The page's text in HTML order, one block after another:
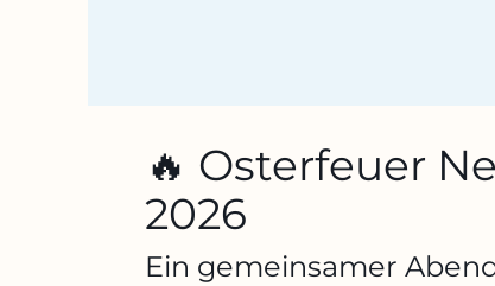
🔥 Osterfeuer
2026
Ein gemeinsamer